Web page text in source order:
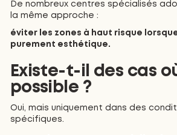
De nombreux centres spécialisés
la même approche :
éviter les zones à haut risque
purement esthétique.
Existe-t-il des cas
possible ?
Oui, mais uniquement dans des
spécifiques.